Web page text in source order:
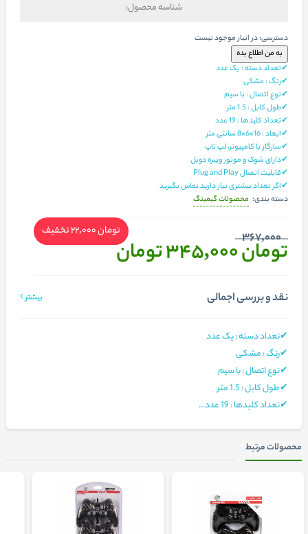
شناسه محصول:
دسترسی:در انبار موجود نیست
✔تعداد دسته : یک عدد
✔رنگ : مشکی
✔نوع اتصال : با سیم
✔طول کابل : 1.5 متر
✔تعداد کلیدها : 19 عدد
✔ابعاد : 16×6×8 سانتی متر
✔سازگار با کامپیوتر، لپ‌ تاپ
✔دارای شوک و موتور ویبره دوبل
✔قابلیت اتصال Plug and Play
✔اگر تعداد بیشتری نیاز دارید تماس بگیرید
دسته بندی: محصولات گیمینگ
367,000
تومان 345,000 تومان
تومان 22,000 تخفیف
نقد و بررسی اجمالی بیشتر
✔تعداد دسته : یک عدد
✔رنگ : مشکی
✔نوع اتصال : با سیم
✔طول کابل : 1.5 متر
✔تعداد کلیدها : 19 عدد...
محصولات مرتبط